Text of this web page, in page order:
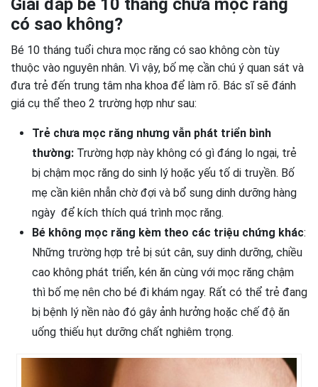
Giải đáp bé 10 tháng chưa mọc răng
có sao không?
Bé 10 tháng tuổi chưa mọc răng có sao không còn tùy
thuộc vào nguyên nhân. Vì vậy, bố mẹ cần chú ý quan sát và
đưa trẻ đến trung tâm nha khoa để làm rõ. Bác sĩ sẽ đánh
giá cụ thể theo 2 trường hợp như sau:
Trẻ chưa mọc răng nhưng vẫn phát triển bình
thường: Trường hợp này không có gì đáng lo ngại, trẻ
bị chậm mọc răng do sinh lý hoặc yếu tố di truyền. Bố
mẹ cần kiên nhẫn chờ đợi và bổ sung dinh dưỡng hàng
ngày để kích thích quá trình mọc răng.
Bé không mọc răng kèm theo các triệu chứng khác:
Những trường hợp trẻ bị sút cân, suy dinh dưỡng, chiều
cao không phát triển, kén ăn cùng với mọc răng chậm
thì bố mẹ nên cho bé đi khám ngay. Rất có thể trẻ đang
bị bệnh lý nền nào đó gây ảnh hưởng hoặc chế độ ăn
uống thiếu hụt dưỡng chất nghiêm trọng.